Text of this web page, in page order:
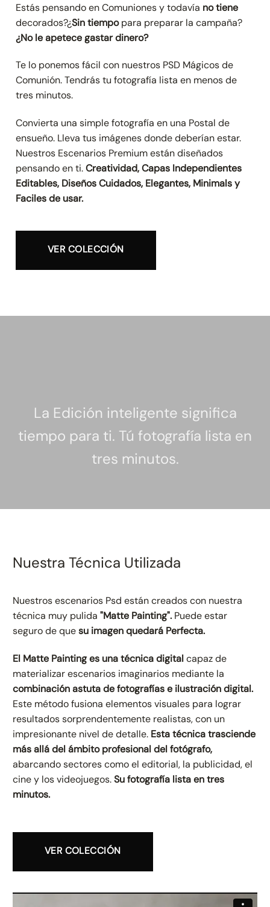
Estás pensando en Comuniones y todavía no tiene
decorados?¿Sin tiempopara preparar la campaña?
¿No le apetece gastar dinero?
Te lo ponemos fácil con nuestros PSD Mágicos de
Comunión. Tendrás tu fotografía lista en menos de
tres minutos.
Convierta una simple fotografía en una Postal de
ensueño. Lleva tus imágenes donde deberían estar.
Nuestros Escenarios Premium están diseñados
pensando en ti.Creatividad, Capas Independientes
Editables, Diseños Cuidados, Elegantes, Minimals y
Faciles de usar.
VER COLECCIÓN
La Edición inteligente significa
tiempo para ti. Tú fotografía lista en
tres minutos.
Nuestra Técnica Utilizada
Nuestros escenarios Psd están creados con nuestra
técnica muy pulida "Matte Painting". Puede estar
seguro de quesu imagen quedará Perfecta.
El Matte Painting es una técnica digitalcapaz de
materializar escenarios imaginarios mediante la
combinación astuta de fotografías e ilustración digital.
Este método fusiona elementos visuales para lograr
resultados sorprendentemente realistas, con un
impresionante nivel de detalle. Esta técnicatrasciende
más allá del ámbito profesional del fotógrafo,
abarcando sectores como el editorial, la publicidad, el
cine y los videojuegos.Su fotografía lista en tres
minutos.
VER COLECCIÓN